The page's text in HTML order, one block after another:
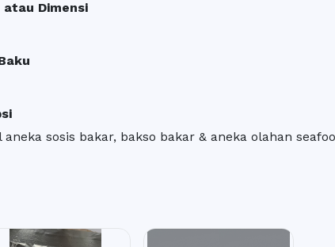
atau Dimensi
aneka sosis bakar, bakso bakar & aneka olahan